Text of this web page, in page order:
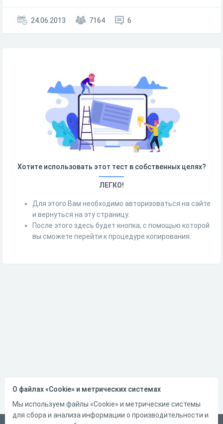
24.06.2013 7164 6
Хотите использовать этот тест в собственных целях?
ЛЕГКО!
Для этого Вам необходимо авторизоваться на сайте
и вернуться на эту страницу.
После этого здесь будет кнопка, с помощью которой
вы сможете перейти к процедуре копирования.
О файлах «Cookie» и метрических системах
Мы используем файлы «Cookie» и метрические системы
для сбора и анализа информации о производительности и